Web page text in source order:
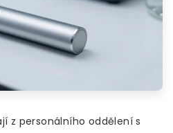
z personálního oddělení s